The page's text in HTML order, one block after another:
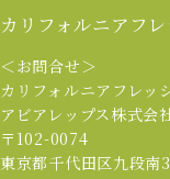
カリフォルニアフ
＜お問合せ＞
カリフォルニアフレッ
アビアレップス株式会
〒102-0074
東京都千代田区九段南